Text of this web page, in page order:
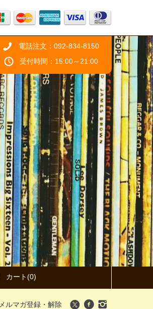
電話注文：092-834-8150
受付時間：15:00～21:00
カート(0)
メルマガ登録・解除